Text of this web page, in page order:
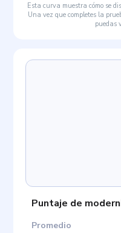
Esta curva muestra cómo se
Una vez que completes la
puedas
Puntaje de
Promedio